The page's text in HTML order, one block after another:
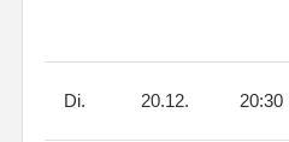
Di. 20.12. 20:30